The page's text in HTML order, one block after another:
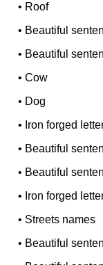
• Roof
• Beautiful
• Beautiful
•Cow
• Dog
• Iron forged
• Beautiful
• Beautiful
• Iron forged
• Streets names
• Beautiful